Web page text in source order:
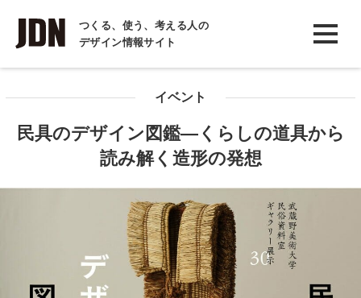
つくる、使う、考える人の
デザイン情報サイト
INTERVIEW
インタビュー
COLUMN
イベント
民具のデザイン図鑑―くらしの道具から
読み解く造形の発想